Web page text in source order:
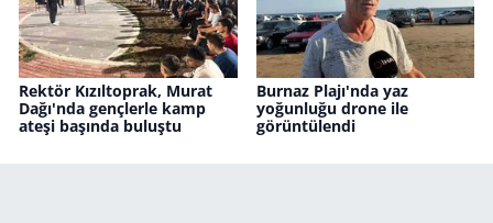
Rektör Kızıltoprak, Murat
Dağı'nda gençlerle kamp
ateşi başında buluştu
Burnaz Plajı'nda yaz
yoğunluğu drone ile
görüntülendi